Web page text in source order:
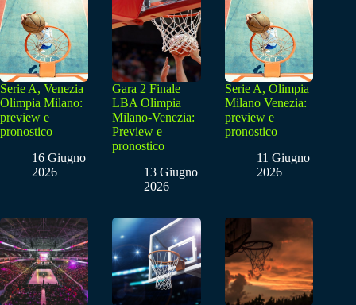
Serie A, Venezia
Olimpia Milano:
preview e
pronostico
16 Giugno
2026
Gara 2 Finale
LBA Olimpia
Milano-Venezia:
Preview e
pronostico
13 Giugno
2026
Serie A, Olimpia
Milano Venezia:
preview e
pronostico
11 Giugno
2026